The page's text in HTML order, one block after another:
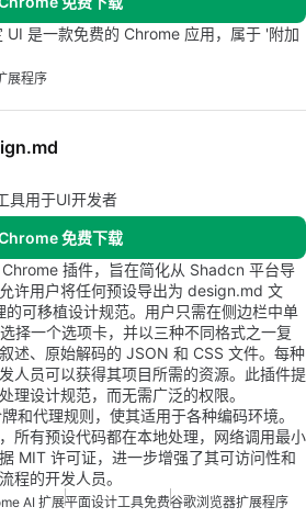
是一款免费的 Chrome 应用，属于 '附加
展程序
具用于UI开发者
免费下载
插件，旨在简化从 Shadcn 平台导
许用户将任何预设导出为 design.md 文
可移植设计规范。用户只需在侧边栏中单
择一个选项卡，并以三种不同格式之一复
述、原始解码的 JSON 和 CSS 文件。每种
人员可以获得其项目所需的资源。此插件提
理设计规范，而无需广泛的权限。
和代理规则，使其适用于各种编码环境。
所有预设代码都在本地处理，网络调用最小
MIT 许可证，进一步增强了其可访问性和
程的开发人员。
AI 扩展平面设计工具免费谷歌浏览器扩展程序